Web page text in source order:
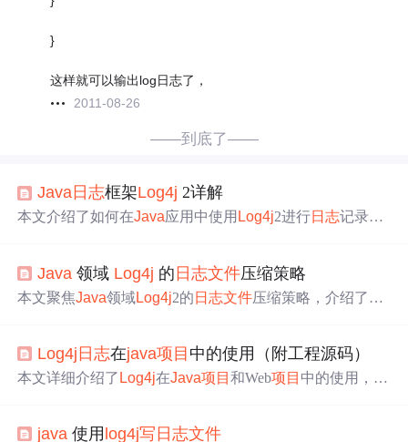
}
这样就可以输出log日志了，
2011-08-26
——到底了——
Java 日志框架Log4j 2详解
本文介绍了如何在Java应用中使用 Log4j2进行日志记录，
解了配置 文件、日志记录器和常用占位符的使用。
Java 领域 Log4j 的 日志文件压缩策略
本文聚焦Java领域Log4j2的 日志文件压缩策略，介绍了 日
式、配置触发条件和压缩策略等具体操作步骤，通过 项目
实战和实际应用场景展示效果，并提及未来趋势与挑战。
Log4j 日志在java项目 中的使用（附工程源码）
本文详细介绍了 Log4j在Java项目和Web项目 中的使用，包
接。java 使用 log4j写 日志文件